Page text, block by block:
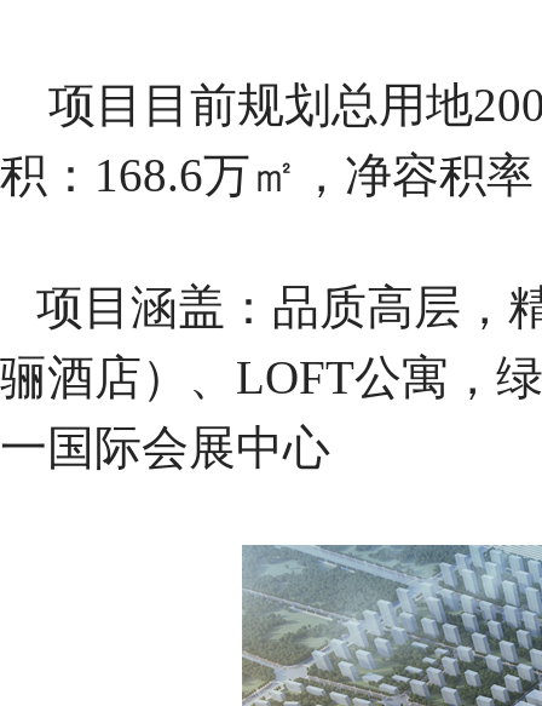
项目目前规划总用地
积：168.6万㎡，净容积
项目涵盖：品质高层，
骊酒店）、LOFT公寓，
一国际会展中心